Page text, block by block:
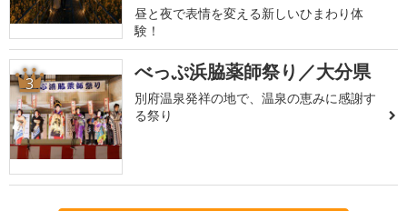
昼と夜で表情を変える新しいひまわり体
験！
3 べっぷ浜脇薬師祭り／大分県
別府温泉発祥の地で、温泉の恵みに感謝す
る祭り